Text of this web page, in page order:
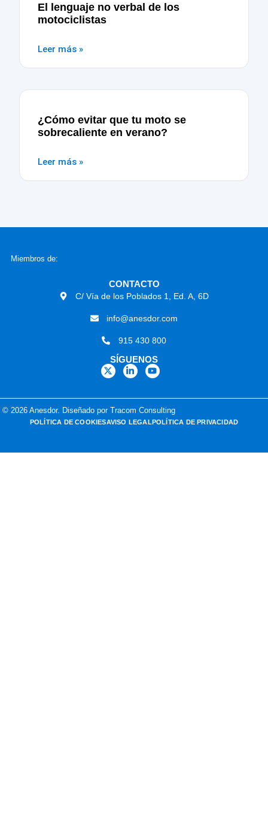
El lenguaje no verbal de los
motociclistas
Leer más »
¿Cómo evitar que tu moto se
sobrecaliente en verano?
Leer más »
Miembros de:
CONTACTO
C/ Vía de los Poblados 1, Ed. A, 6D
info@anesdor.com
915 430 800
SÍGUENOS
© 2026 Anesdor. Diseñado por Tracom Consulting
POLÍTICA DE COOKIESAVISO LEGALPOLÍTICA DE PRIVACIDAD